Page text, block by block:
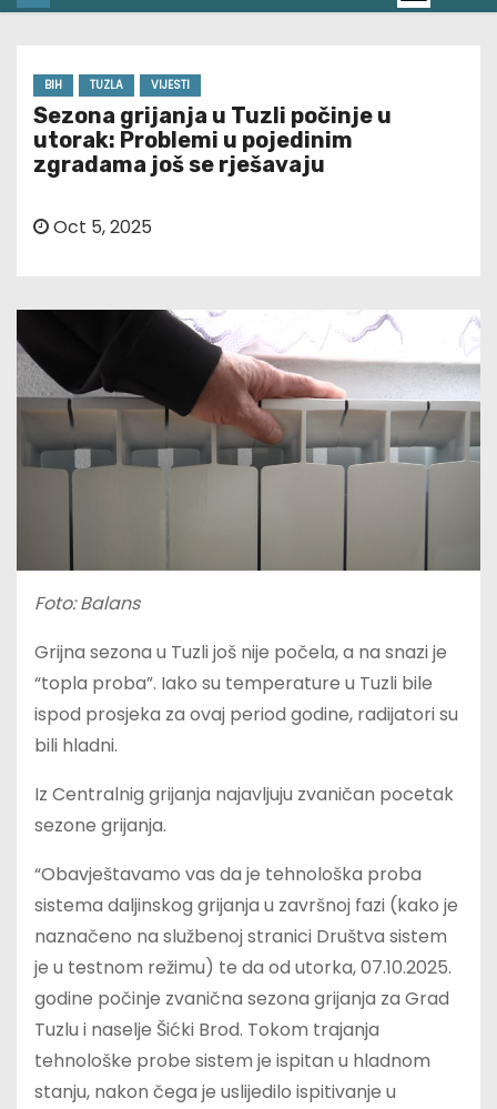
BIH TUZLA VIJESTI
Sezona grijanja u Tuzli počinje u
utorak: Problemi u pojedinim
zgradama još se rješavaju
Oct 5, 2025
Foto: Balans
Grijna sezona u Tuzli još nije počela, a na snazi je
“topla proba”. Iako su temperature u Tuzli bile
ispod prosjeka za ovaj period godine, radijatori su
bili hladni.
Iz Centralnig grijanja najavljuju zvaničan pocetak
sezone grijanja.
“Obavještavamo vas da je tehnološka proba
sistema daljinskog grijanja u završnoj fazi (kako je
naznačeno na službenoj stranici Društva sistem
je u testnom režimu) te da od utorka, 07.10.2025.
godine počinje zvanična sezona grijanja za Grad
Tuzlu i naselje Šićki Brod. Tokom trajanja
tehnološke probe sistem je ispitan u hladnom
stanju, nakon čega je uslijedilo ispitivanje u